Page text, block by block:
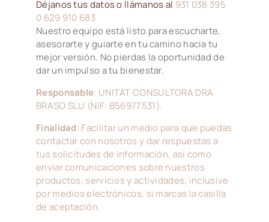
Déjanos tus datos o llámanos al 931 038 395
0 629 910 683
Nuestro equipo está listo para escucharte,
asesorarte y guiarte en tu camino hacia tu
mejor versión. No pierdas la oportunidad de
dar un impulso a tu bienestar.
Responsable: UNITAT CONSULTORA DRA
BRASO SLU (NIF: B56977531).
Finalidad: Facilitar un medio para que puedas
contactar con nosotros y dar respuestas a
tus solicitudes de información, así como
enviar comunicaciones sobre nuestros
productos, servicios y actividades, inclusive
por medios electrónicos, si marcas la casilla
de aceptación.